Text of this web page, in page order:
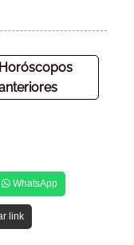
WhatsApp
link